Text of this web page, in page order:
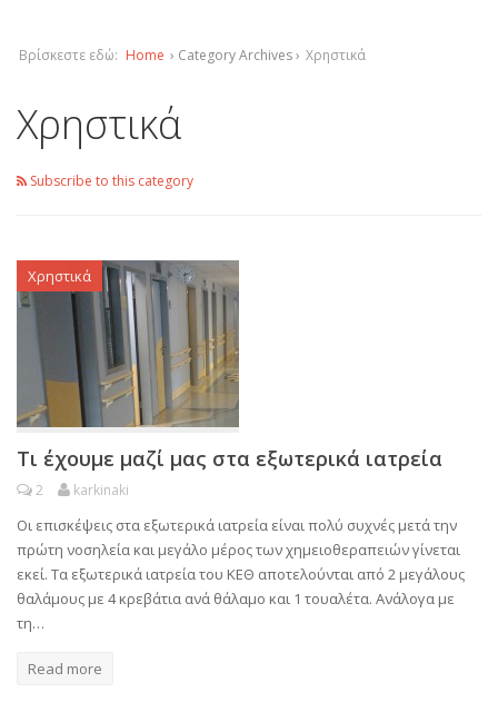
Βρίσκεστε εδώ: Home › Category Archives › Χρηστικά
Χρηστικά
Subscribe to this category
Χρηστικά
Τι έχουμε μαζί μας στα εξωτερικά ιατρεία
2 karkinaki
Οι επισκέψεις στα εξωτερικά ιατρεία είναι πολύ συχνές μετά την
πρώτη νοσηλεία και μεγάλο μέρος των χημειοθεραπειών γίνεται
εκεί. Τα εξωτερικά ιατρεία του ΚΕΘ αποτελούνται από 2 μεγάλους
θαλάμους με 4 κρεβάτια ανά θάλαμο και 1 τουαλέτα. Ανάλογα με
τη…
Read more